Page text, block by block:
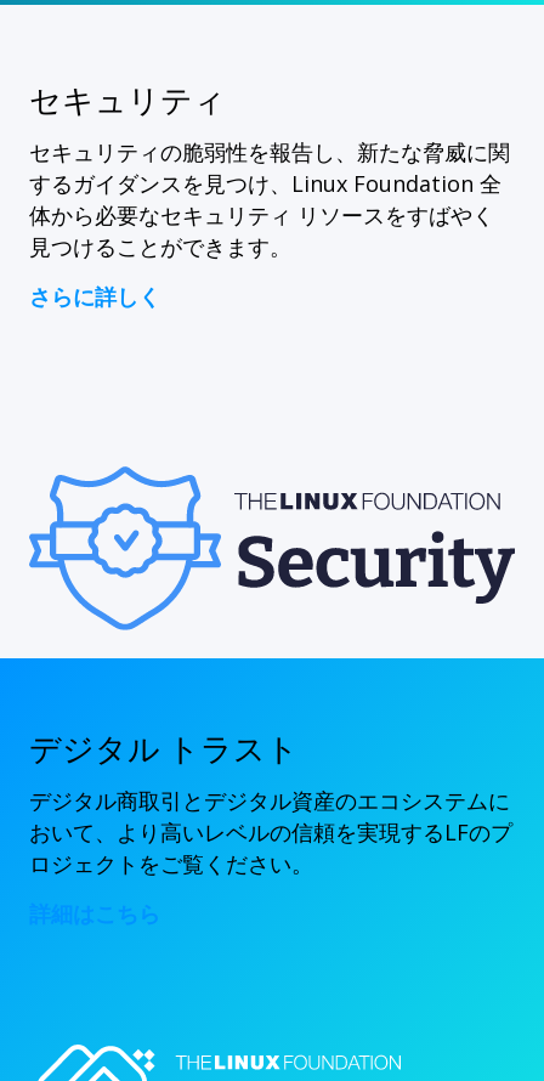
セキュリティ
セキュリティの脆弱性を報告し、新たな脅威に関
するガイダンスを見つけ、Linux Foundation 全
体から必要なセキュリティ リソースをすばやく
見つけることができます。
さらに詳しく
デジタル トラスト
デジタル商取引とデジタル資産のエコシステムに
おいて、より高いレベルの信頼を実現するLFのプ
ロジェクトをご覧ください。
詳細はこちら